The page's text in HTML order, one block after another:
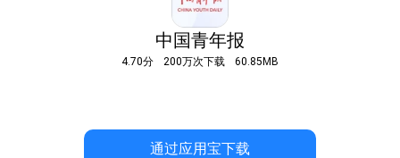
中国青年报
4.70分 200万次下载 60.85MB
通过应用宝下载